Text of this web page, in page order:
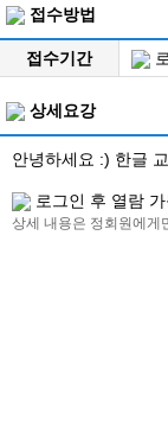
접수방법
접수기간
상세요강
안녕하세요 :) 한글
로그인 후 열람 가
상세 내용은 정회원에게